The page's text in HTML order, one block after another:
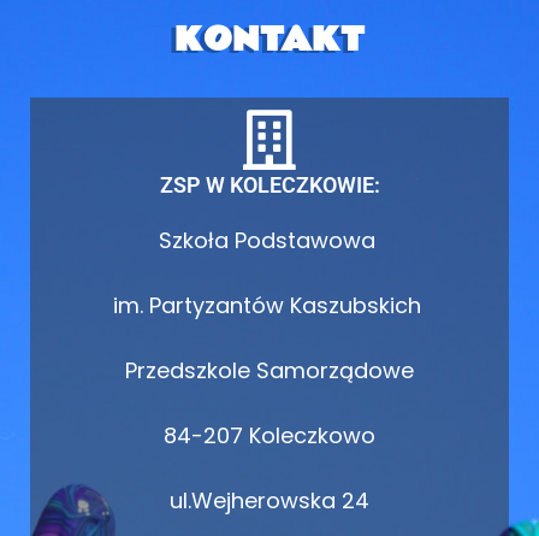
KONTAKT
ZSP W KOLECZKOWIE:
Szkoła Podstawowa
im. Partyzantów Kaszubskich
Przedszkole Samorządowe
84-207 Koleczkowo
ul.Wejherowska 24